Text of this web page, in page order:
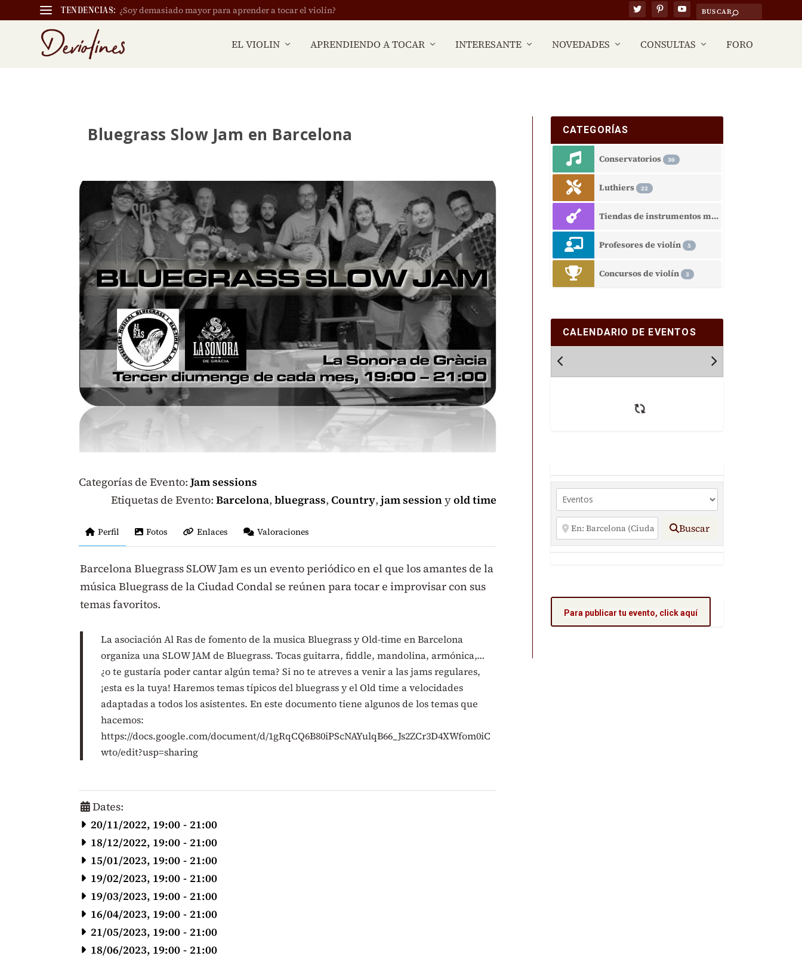
TENDENCIAS: ¿Soy demasiado mayor para aprender a tocar el violín?
EL VIOLIN APRENDIENDO A TOCAR INTERESANTE NOVEDADES CONSULTAS FORO
Bluegrass Slow Jam en Barcelona
Categorías de Evento:Jam sessions
Etiquetas de Evento:Barcelona,bluegrass,Country,jam sessionyold time
Perfil Fotos Enlaces Valoraciones
Barcelona Bluegrass SLOW Jam es un evento periódico en el que los amantes de la
música Bluegrass de la Ciudad Condal se reúnen para tocar e improvisar con sus
temas favoritos.
La asociación Al Ras de fomento de la musica Bluegrass y Old-time en Barcelona
organiza una SLOW JAM de Bluegrass. Tocas guitarra, fiddle, mandolina, armónica,…
¿o te gustaría poder cantar algún tema? Si no te atreves a venir a las jams regulares,
¡esta es la tuya! Haremos temas típicos del bluegrass y el Old time a velocidades
adaptadas a todos los asistentes. En este documento tiene algunos de los temas que
hacemos:
https://docs.google.com/document/d/1gRqCQ6B80iPScNAYulqB66_Js2ZCr3D4XWfom0iC
wto/edit?usp=sharing
Dates:
20/11/2022, 19:00 - 21:00
18/12/2022, 19:00 - 21:00
15/01/2023, 19:00 - 21:00
19/02/2023, 19:00 - 21:00
19/03/2023, 19:00 - 21:00
16/04/2023, 19:00 - 21:00
21/05/2023, 19:00 - 21:00
18/06/2023, 19:00 - 21:00
CATEGORÍAS
Conservatorios 30
Luthiers 22
Tiendas de instrumentos musicales
Profesores de violín 5
Concursos de violín 3
CALENDARIO DE EVENTOS
Buscar
Para publicar tu evento, click aquí